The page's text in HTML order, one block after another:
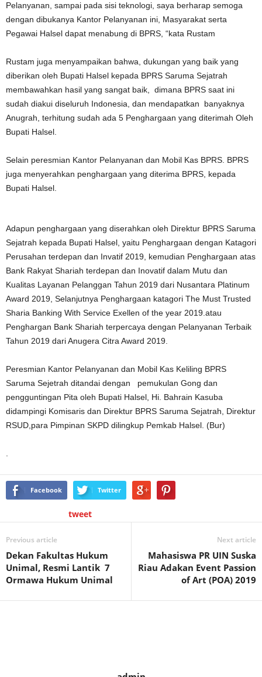
Pelanyanan, sampai pada sisi teknologi, saya berharap semoga
dengan dibukanya Kantor Pelanyanan ini, Masyarakat serta
Pegawai Halsel dapat menabung di BPRS, “kata Rustam
Rustam juga menyampaikan bahwa, dukungan yang baik yang
diberikan oleh Bupati Halsel kepada BPRS Saruma Sejatrah
membawahkan hasil yang sangat baik, dimana BPRS saat ini
sudah diakui diseluruh Indonesia, dan mendapatkan banyaknya
Anugrah, terhitung sudah ada 5 Penghargaan yang diterimah Oleh
Bupati Halsel.
Selain peresmian Kantor Pelanyanan dan Mobil Kas BPRS. BPRS
juga menyerahkan penghargaan yang diterima BPRS, kepada
Bupati Halsel.
Adapun penghargaan yang diserahkan oleh Direktur BPRS Saruma
Sejatrah kepada Bupati Halsel, yaitu Penghargaan dengan Katagori
Perusahan terdepan dan Invatif 2019, kemudian Penghargaan atas
Bank Rakyat Shariah terdepan dan Inovatif dalam Mutu dan
Kualitas Layanan Pelanggan Tahun 2019 dari Nusantara Platinum
Award 2019, Selanjutnya Penghargaan katagori The Must Trusted
Sharia Banking With Service Exellen of the year 2019.atau
Penghargan Bank Shariah terpercaya dengan Pelanyanan Terbaik
Tahun 2019 dari Anugera Citra Award 2019.
Peresmian Kantor Pelanyanan dan Mobil Kas Keliling BPRS
Saruma Sejetrah ditandai dengan pemukulan Gong dan
pengguntingan Pita oleh Bupati Halsel, Hi. Bahrain Kasuba
didampingi Komisaris dan Direktur BPRS Saruma Sejatrah, Direktur
RSUD,para Pimpinan SKPD dilingkup Pemkab Halsel. (Bur)
Facebook Twitter
tweet
Previous article
Dekan Fakultas Hukum
Unimal, Resmi Lantik 7
Ormawa Hukum Unimal
Next article
Mahasiswa PR UIN Suska
Riau Adakan Event Passion
of Art (POA) 2019